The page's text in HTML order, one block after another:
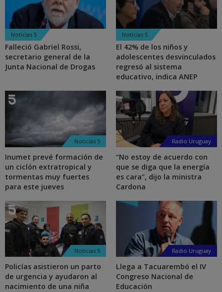
Noticias 5
Falleció Gabriel Rossi,
secretario general de la
Junta Nacional de Drogas
Noticias 5
El 42% de los niños y
adolescentes desvinculados
regresó al sistema
educativo, indica ANEP
Noticias 5
Inumet prevé formación de
un ciclón extratropical y
tormentas muy fuertes
para este jueves
Radio Uruguay
“No estoy de acuerdo con
que se diga que la energía
es cara”, dijo la ministra
Cardona
Noticias 5
Policías asistieron un parto
de urgencia y ayudaron al
nacimiento de una niña
Radio Uruguay
Llega a Tacuarembó el IV
Congreso Nacional de
Educación